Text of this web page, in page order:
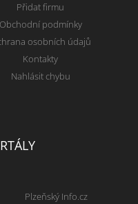
Přidat firmu
Obchodní podmínky
osobních údajů
Kontakty
Nahlásit chybu
Plzeňský Info.cz